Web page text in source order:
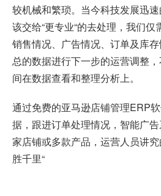
较机械和繁琐。当今科技发展迅
该交给“更专业“的去处理，我们
销售情况、广告情况、订单及库
总的数据进行下一步的运营调整
间在数据查看和整理分析上。
通过免费的亚马逊店铺管理ERP
据，跟进订单处理情况，智能广
家店铺或多款产品，运营人员讲
胜千里“